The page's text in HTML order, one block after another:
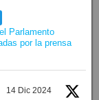
Parlamento
por la prensa
14 Dic 2024